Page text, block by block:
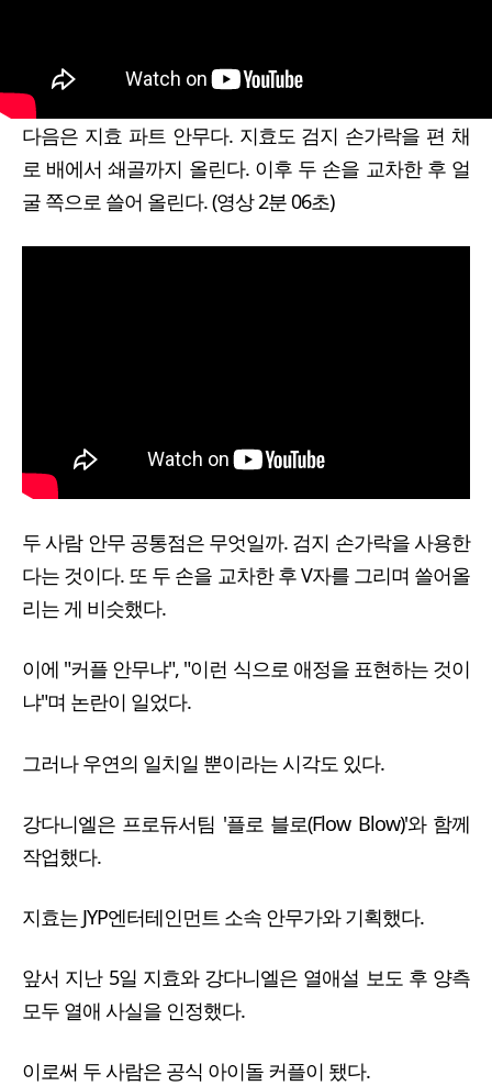
다음은 지효 파트 안무다. 지효도 검지 손가락을 편 채
로 배에서 쇄골까지 올린다. 이후 두 손을 교차한 후 얼
굴 쪽으로 쓸어 올린다. (영상 2분 06초)
두 사람 안무 공통점은 무엇일까. 검지 손가락을 사용한
다는 것이다. 또 두 손을 교차한 후 V자를 그리며 쓸어올
리는 게 비슷했다.
이에 "커플 안무냐", "이런 식으로 애정을 표현하는 것이
냐"며 논란이 일었다.
그러나 우연의 일치일 뿐이라는 시각도 있다.
강다니엘은 프로듀서팀 '플로 블로(Flow Blow)'와 함께
작업했다.
지효는 JYP엔터테인먼트 소속 안무가와 기획했다.
앞서 지난 5일 지효와 강다니엘은 열애설 보도 후 양측
모두 열애 사실을 인정했다.
이로써 두 사람은 공식 아이돌 커플이 됐다.